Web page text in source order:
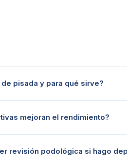
pisada y para qué sirve?
mejoran el rendimiento?
revisión podológica si hago